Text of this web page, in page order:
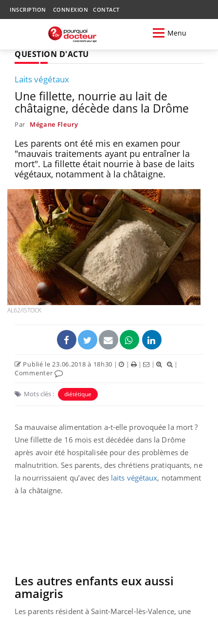
INSCRIPTION CONNEXION CONTACT
Menu
QUESTION D'ACTU
Laits végétaux
Une fillette, nourrie au lait de
châtaigne, décède dans la Drôme
Par Mégane Fleury
Les parents ont été mis en examen pour
"mauvais traitements ayant pu entraîner la
mort". La fillette était nourrie à base de laits
végétaux, notamment à la châtaigne.
AL62/ISTOCK
Publié le 23.06.2018 à 18h30 | | | |
|
Commenter
Mots clés : diététique
Sa mauvaise alimentation a-t-elle provoquée la mort ?
Une fillette de 16 mois est décédée dans la Drôme
après avoir été hospitalisée pour des problèmes de
malnutrition. Ses parents, des chrétiens pratiquants, ne
la nourrissaient qu’avec des laits végétaux, notamment
à la châtaigne.
Les autres enfants eux aussi
amaigris
Les parents résident à Saint-Marcel-lès-Valence, une